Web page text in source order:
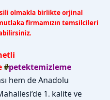
olmakla birlikte orjinal
firmamızın temsilcileri
#petektemizleme
hem de Anadolu
1. kalite ve